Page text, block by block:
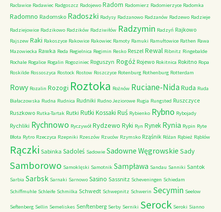
Racławice Radawiec Radgoszcz Radojewo Radom Radomierz Radomierzyce Radomka
Radomno Radomsko Radoszki Radysy Radzanowo Radzanów Radzewo Radzieje
Radziejowice Radzikowo Radzików Radziwiłów Radzymin Radzyń Rajkowo
Rajszew Raki Rakoszyce Rakowice Rakowiec Ramoty Ramuki Ramułtowice Rathen Rawa
Mazowiecka Rawka Reda Regielnica Regimin Resko Reszel Rewal Ribnitz Ringebalde
Rochale Rogalice Rogalin Rogoziniec Roguszyn Rogóż Rojewo Rokitnica Rokitno Ropa
Roskilde Rossoszyca Rostock Rostow Roszczyce Rotenburg Rothenburg Rotterdam
Rowy Rozalin Rozogi Roztoka Rożnów Ruciane-NidaRuda Ruda
Białaczowska Rudna Rudnica Rudniki Rudno Jeziorowe Rugia Rungsted Ruszczyce
Ruszkowo Rutka-Tartak Rutki Rutki Kossaki Ruś Rybienko Rybno Rybojady
Rychliki Rychnowo Ryczywół Rydzewo Ryki Ryn Rynek Rynia Rypin Ryte
Błota Rytro Rzeczyca Rzepniki Rzeszów Rzuców Rzymsko Rząśnik Różan Rąbież Rąblów
Rączki Sabinka Sadoleś Sadowie Sadowne Węgrowskie Sady
Samborowo Samoklęski Samotnik Sampława Sandau Sanniki Santok
Sarbia Sarbsk Sarnaki Sarnowo Sasino Sassnitz Scheveningen Schiedam
Schiffmuhle Schleife Schmilka Schwedt Schwepnitz Schwerin Secymin Seelow
Seftenberg Sellin Semeliskes Senftenberg Serby Serniki Serock Seroki Sianno